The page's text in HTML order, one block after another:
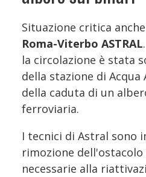
Situazione critica
Roma-Viterbo ASTRAL
la circolazione è stata
della stazione di Acqua
della caduta di un
ferroviaria.
I tecnici di Astral sono
rimozione
necessarie alla